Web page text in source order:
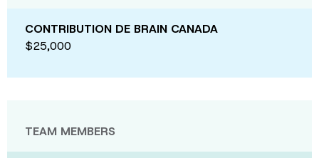
CONTRIBUTION DE BRAIN CANADA
$25,000
TEAM MEMBERS